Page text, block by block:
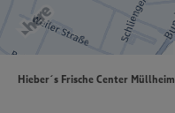
Hieber´s Frische Center Müllheim